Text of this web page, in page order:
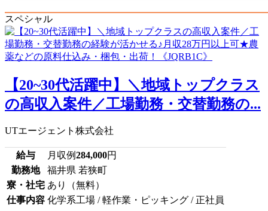
スペシャル
【20~30代活躍中】＼地域トップクラス
の高収入案件／工場勤務・交替勤務の...
UTエージェント株式会社
給与 月収例284,000円
勤務地
福井県 若狭町
寮・社宅 あり（無料）
仕事内容 化学系工場 / 軽作業・ピッキング / 正社員